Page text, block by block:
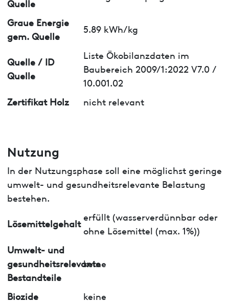
Quelle
Graue Energie
gem. Quelle
5.89 kWh/kg
Quelle / ID
Quelle
Liste Ökobilanzdaten im
Baubereich 2009/1:2022 V7.0 /
10.001.02
Zertifikat Holz
nicht relevant
Nutzung
In der Nutzungsphase soll eine möglichst geringe
umwelt- und gesundheitsrelevante Belastung
bestehen.
Lösemittelgehalt
erfüllt (wasserverdünnbar oder
ohne Lösemittel (max. 1%))
Umwelt- und
gesundheitsrelevante
Bestandteile
keine
Biozide
keine